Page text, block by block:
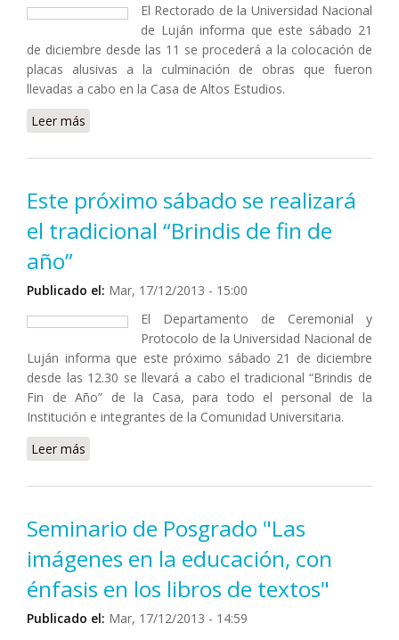
El Rectorado de la Universidad Nacional
de Luján informa que este sábado 21
de diciembre desde las 11 se procederá a la colocación de
placas alusivas a la culminación de obras que fueron
llevadas a cabo en la Casa de Altos Estudios.
Leer más
infraestructura realizadas
Este próximo sábado se realizará
el tradicional “Brindis de fin de
año”
Publicado el: Mar, 17/12/2013 - 15:00
El Departamento de Ceremonial y
Protocolo de la Universidad Nacional de
Luján informa que este próximo sábado 21 de diciembre
desde las 12.30 se llevará a cabo el tradicional “Brindis de
Fin de Año” de la Casa, para todo el personal de la
Institución e integrantes de la Comunidad Universitaria.
Leer más
Seminario de Posgrado "Las
imágenes en la educación, con
énfasis en los libros de textos"
Publicado el: Mar, 17/12/2013 - 14:59